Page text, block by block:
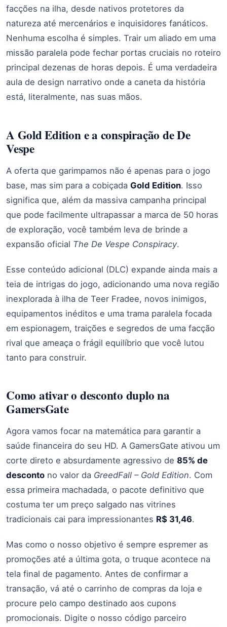
facções na ilha, desde nativos protetores da
natureza até mercenários e inquisidores fanáticos.
Nenhuma escolha é simples. Trair um aliado em uma
missão paralela pode fechar portas cruciais no roteiro
principal dezenas de horas depois. É uma verdadeira
aula de design narrativo onde a caneta da história
está, literalmente, nas suas mãos.
A Gold Edition e a conspiração de De
Vespe
A oferta que garimpamos não é apenas para o jogo
base, mas sim para a cobiçada Gold Edition. Isso
significa que, além da massiva campanha principal
que pode facilmente ultrapassar a marca de 50 horas
de exploração, você também leva de brinde a
expansão oficial The De Vespe Conspiracy.
Esse conteúdo adicional (DLC) expande ainda mais a
teia de intrigas do jogo, adicionando uma nova região
inexplorada à ilha de Teer Fradee, novos inimigos,
equipamentos inéditos e uma trama paralela focada
em espionagem, traições e segredos de uma facção
rival que ameaça o frágil equilíbrio que você lutou
tanto para construir.
Como ativar o desconto duplo na
GamersGate
Agora vamos focar na matemática para garantir a
saúde financeira do seu HD. A GamersGate ativou um
corte direto e absurdamente agressivo de 85% de
desconto no valor da GreedFall – Gold Edition. Com
essa primeira machadada, o pacote definitivo que
costuma ter um preço salgado nas vitrines
tradicionais cai para impressionantes R$ 31,46.
Mas como o nosso objetivo é sempre espremer as
promoções até a última gota, o truque acontece na
tela final de pagamento. Antes de confirmar a
transação, vá até o carrinho de compras da loja e
procure pelo campo destinado aos cupons
promocionais. Digite o nosso código parceiro